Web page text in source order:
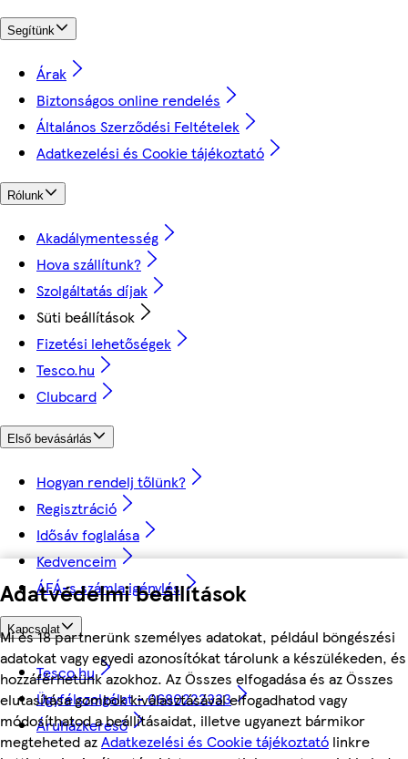
Adatvédelmi beállítások
Mi és 18 partnerünk személyes adatokat, például böngészési
adatokat vagy egyedi azonosítókat tárolunk a készülékeden, és
hozzáférhetünk azokhoz. Az Összes elfogadása és az Összes
elutasítása gombok kiválasztásával elfogadhatod vagy
módosíthatod a beállításaidat, illetve ugyanezt bármikor
megteheted azAdatkezelési és Cookie tájékoztató linkre
Segítünk
Árak
Biztonságos online rendelés
Általános Szerződési Feltételek
Adatkezelési és Cookie tájékoztató
Rólunk
Akadálymentesség
Hova szállítunk?
Szolgáltatás díjak
Süti beállítások
Fizetési lehetőségek
Tesco.hu
Clubcard
Első bevásárlás
Hogyan rendelj tőlünk?
Regisztráció
Idősáv foglalása
Kedvenceim
ÁFÁ-s számla igénylés
Kapcsolat
Tesco.hu
Ügyfélszolgálat - 0680222333
Áruházkereső